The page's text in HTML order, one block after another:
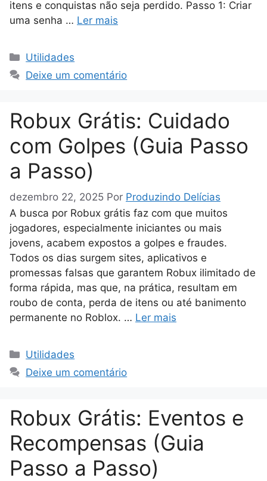
itens e conquistas não seja perdido. Passo 1: Criar
uma senha … Ler mais
Categorias
Utilidades
Deixe um comentário
Robux Grátis: Cuidado
com Golpes (Guia Passo
a Passo)
dezembro 22, 2025 Por Produzindo Delícias
A busca por Robux grátis faz com que muitos
jogadores, especialmente iniciantes ou mais
jovens, acabem expostos a golpes e fraudes.
Todos os dias surgem sites, aplicativos e
promessas falsas que garantem Robux ilimitado de
forma rápida, mas que, na prática, resultam em
roubo de conta, perda de itens ou até banimento
permanente no Roblox. … Ler mais
Categorias
Utilidades
Deixe um comentário
Robux Grátis: Eventos e
Recompensas (Guia
Passo a Passo)